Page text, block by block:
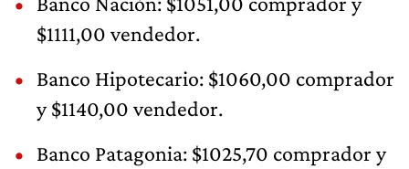
$1111,00 vendedor.
Banco Hipotecario: $1060,00 comprador
y $1140,00 vendedor.
Banco Patagonia: $1025,70 comprador y